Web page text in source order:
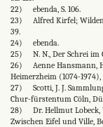
22) ebenda, S. 106.
23) Alfred Kirfel;
39.
24) ebenda.
25) N. N., Der Schrei im
26) Aenne Hansmann,
Heimerzheim (1074-
27) Scotti, J. J.
Chur-fürstentum Cöln,
28) Dr. Hellmut Lobeck,
Zwischen Eifel und Ville,